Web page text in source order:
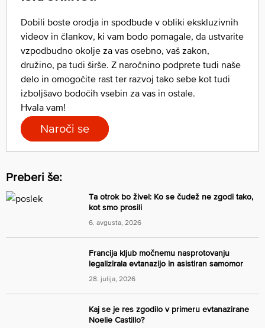
Dobili boste orodja in spodbude v obliki ekskluzivnih
videov in člankov, ki vam bodo pomagale, da ustvarite
vzpodbudno okolje za vas osebno, vaš zakon,
družino, pa tudi širše. Z naročnino podprete tudi naše
delo in omogočite rast ter razvoj tako sebe kot tudi
izboljšavo bodočih vsebin za vas in ostale.
Hvala vam!
Naroči se
Preberi še:
Ta otrok bo živel: Ko se čudež ne zgodi tako,
kot smo prosili
6. avgusta, 2026
Francija kljub močnemu nasprotovanju
legalizirala evtanazijo in asistiran samomor
28. julija, 2026
Kaj se je res zgodilo v primeru evtanazirane
Noelie Castillo?